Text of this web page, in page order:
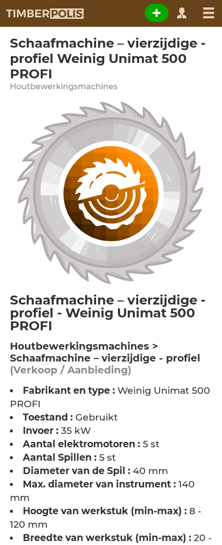
Schaafmachine – vierzijdige -
profiel Weinig Unimat 500
PROFI
Houtbewerkingsmachines
Schaafmachine – vierzijdige -
profiel - Weinig Unimat 500
PROFI
Houtbewerkingsmachines >
Schaafmachine – vierzijdige - profiel
(Verkoop / Aanbieding)
Fabrikant en type : Weinig Unimat 500
PROFI
Toestand : Gebruikt
Invoer : 35 kW
Aantal elektromotoren : 5 st
Aantal Spillen : 5 st
Diameter van de Spil : 40 mm
Max. diameter van instrument : 140
mm
Hoogte van werkstuk (min-max) : 8 -
120 mm
Breedte van werkstuk (min-max) : 20 -